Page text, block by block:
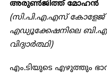
അരുൺജിത്ത് മോഹൻ
(സി.പി.എ.എസ് കോളേജ്
എഡ്യൂക്കേഷനിലെ
വിദ്യാർത്ഥി)
എം.ടിയുടെ എഴുത്തും